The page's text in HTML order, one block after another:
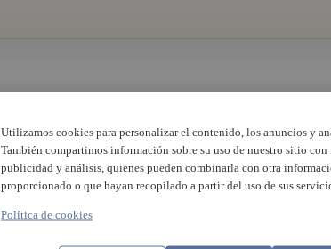
Utilizamos cookies para personalizar el contenido, los anuncios y
También compartimos información sobre su uso de nuestro sitio con
publicidad y análisis, quienes pueden combinarla con otra
proporcionado o que hayan recopilado a partir del uso de sus
Política de cookies